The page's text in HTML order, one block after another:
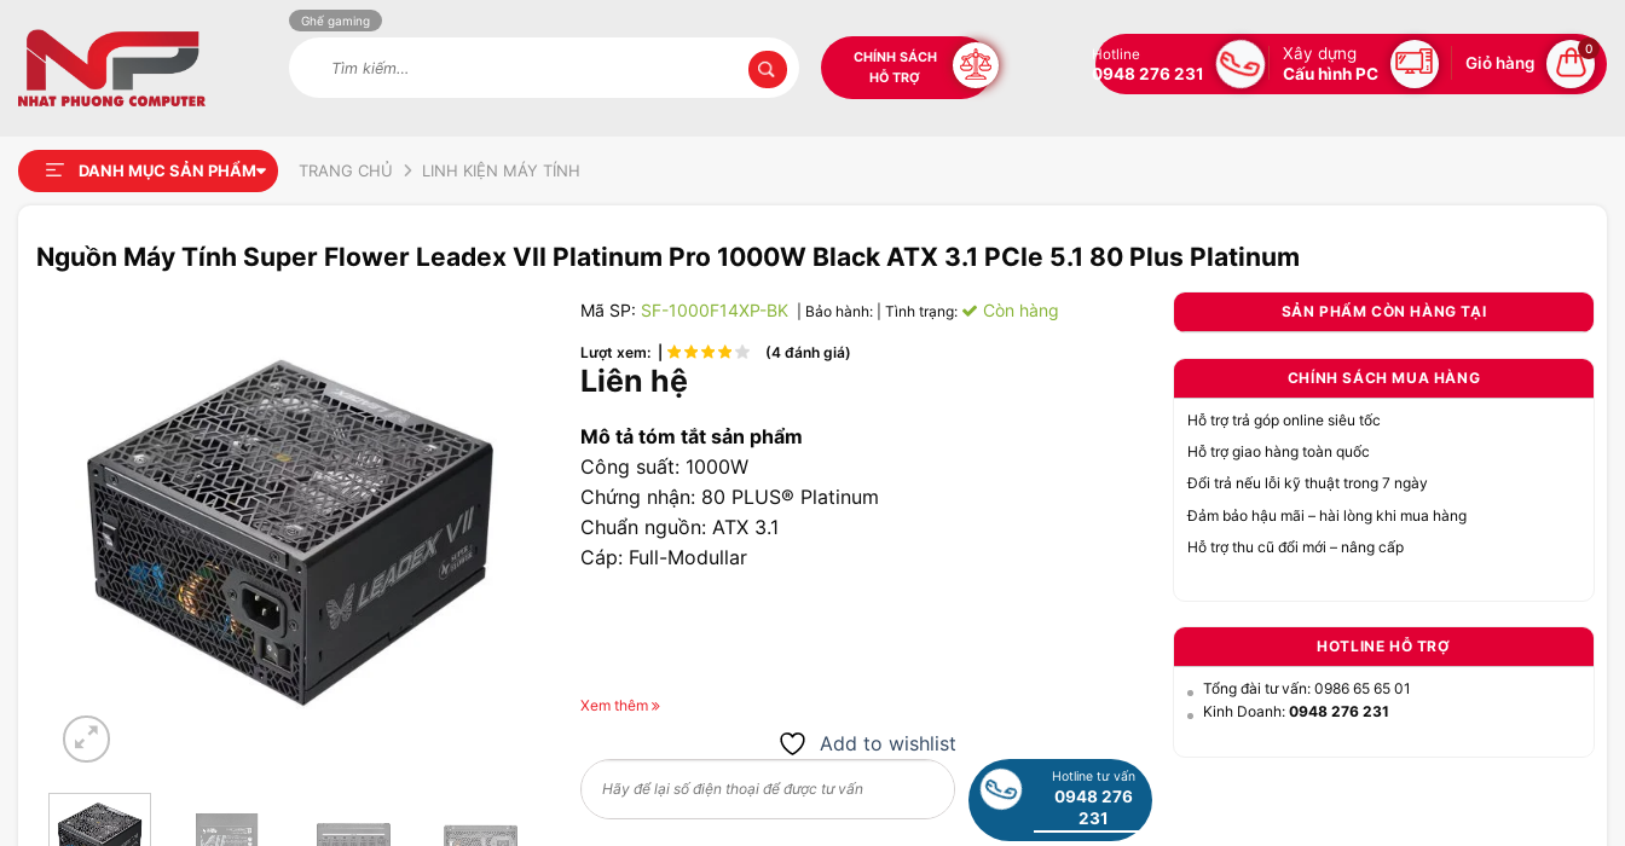
Ghế gaming
CHÍNH SÁCH
HỖ TRỢ
Hotline
0948 276 231
Xây dựng
Cấu hình PC
Giỏ hàng
0
DANH MỤC SẢN PHẨM TRANG CHỦ LINH KIỆN MÁY TÍNH
Nguồn Máy Tính Super Flower Leadex VII Platinum Pro 1000W Black ATX 3.1 PCIe 5.1 80 Plus Platinum
wishlist
Mã SP: SF-1000F14XP-BK | Bảo hành: | Tình trạng: Còn hàng
Lượt xem: | (4 đánh giá)
Liên hệ
Mô tả tóm tắt sản phẩm
Công suất: 1000W
Chứng nhận: 80 PLUS® Platinum
Chuẩn nguồn: ATX 3.1
Cáp: Full-Modullar
Xem thêm
Add to wishlist
Hotline tư vấn
0948 276
231
SẢN PHẨM CÒN HÀNG TẠI
CHÍNH SÁCH MUA HÀNG
Hỗ trợ trả góp online siêu tốc
Hỗ trợ giao hàng toàn quốc
Đổi trả nếu lỗi kỹ thuật trong 7 ngày
Đảm bảo hậu mãi – hài lòng khi mua hàng
Hỗ trợ thu cũ đổi mới – nâng cấp
HOTLINE HỖ TRỢ
Tổng đài tư vấn: 0986 65 65 01
Kinh Doanh: 0948 276 231